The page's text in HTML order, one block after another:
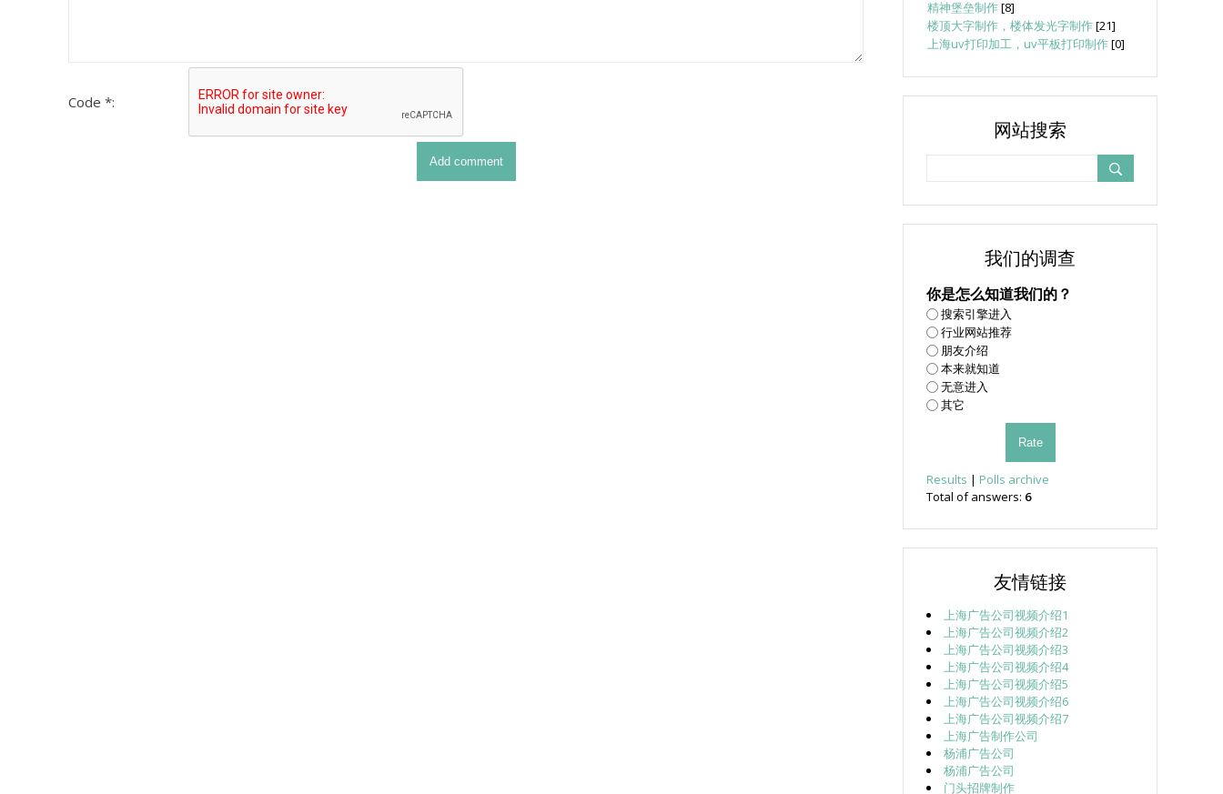
Code *:
精神堡垒制作[8]
楼顶大字制作，楼体发光字制作[21]
上海uv打印加工，uv平板打印制作[0]
网站搜索
我们的调查
你是怎么知道我们的？
搜索引擎进入
行业网站推荐
朋友介绍
本来就知道
无意进入
其它
Results | Polls archive
Total of answers: 6
友情链接
上海广告公司视频介绍1
上海广告公司视频介绍2
上海广告公司视频介绍3
上海广告公司视频介绍4
上海广告公司视频介绍5
上海广告公司视频介绍6
上海广告公司视频介绍7
上海广告制作公司
杨浦广告公司
杨浦广告公司
门头招牌制作